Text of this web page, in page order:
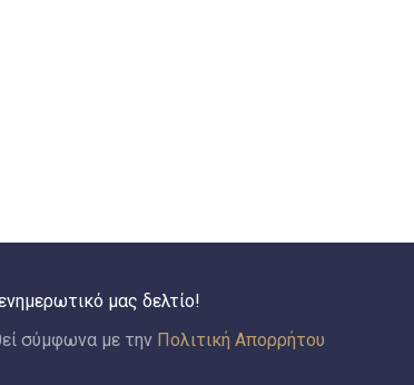
μας δελτίο!
σύμφωνα με την Πολιτική Απορρήτου